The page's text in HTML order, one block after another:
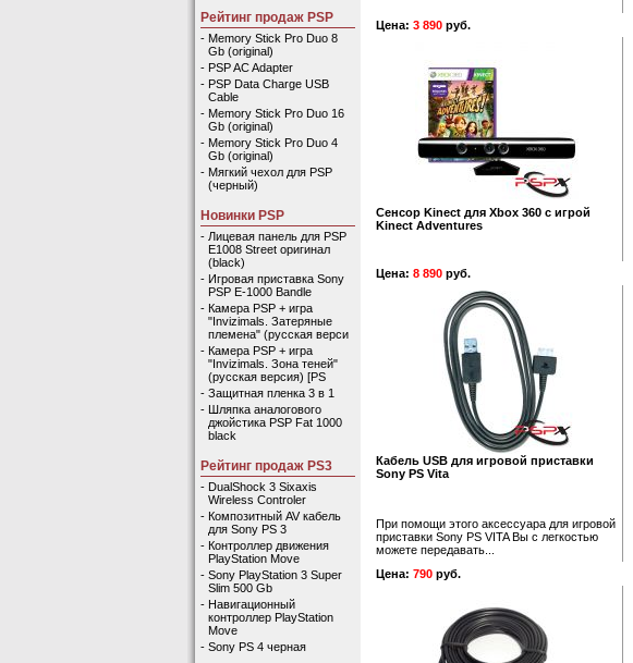
Рейтинг продаж PSP
- Memory Stick Pro Duo 8
Gb (original)
- PSP AC Adapter
- PSP Data Charge USB
Cable
- Memory Stick Pro Duo 16
Gb (original)
- Memory Stick Pro Duo 4
Gb (original)
- Мягкий чехол для PSP
(черный)
Новинки PSP
- Лицевая панель для PSP
E1008 Street оригинал
(black)
- Игровая приставка Sony
PSP E-1000 Bandle
- Камера PSP + игра
"Invizimals. Затеряные
племена" (русская верси
- Камера PSP + игра
"Invizimals. Зона теней"
(русская версия) [PS
- Защитная пленка 3 в 1
- Шляпка аналогового
джойстика PSP Fat 1000
black
Рейтинг продаж PS3
- DualShock 3 Sixaxis
Wireless Controler
- Композитный AV кабель
для Sony PS 3
- Контроллер движения
PlayStation Move
- Sony PlayStation 3 Super
Slim 500 Gb
- Навигационный
контроллер PlayStation
Move
- Sony PS 4 черная
Цена: 3 890 руб.
Сенсор Kinect для Xbox 360 с игрой
Kinect Adventures
Цена: 8 890 руб.
Кабель USB для игровой приставки
Sony PS Vita
При помощи этого аксессуара для игровой
приставки Sony PS VITA Вы с легкостью
можете передавать...
Цена: 790 руб.